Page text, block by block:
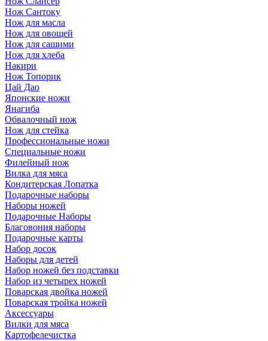
Нож Сантоку
Нож для масла
Нож для овощей
Нож для сашими
Нож для хлеба
Накири
Нож Топорик
Цай Дао
Японские ножи
Янагиба
Обвалочный нож
Нож для стейка
Профессиональные ножи
Специальные ножи
Филейный нож
Вилка для мяса
Кондитерская Лопатка
Подарочные наборы
Наборы ножей
Подарочные Наборы
Благовония наборы
Подарочные карты
Набор досок
Наборы для детей
Набор ножей без подставки
Набор из четырех ножей
Поварская двойка ножей
Поварская тройка ножей
Аксессуары
Вилки для мяса
Картофелечистка